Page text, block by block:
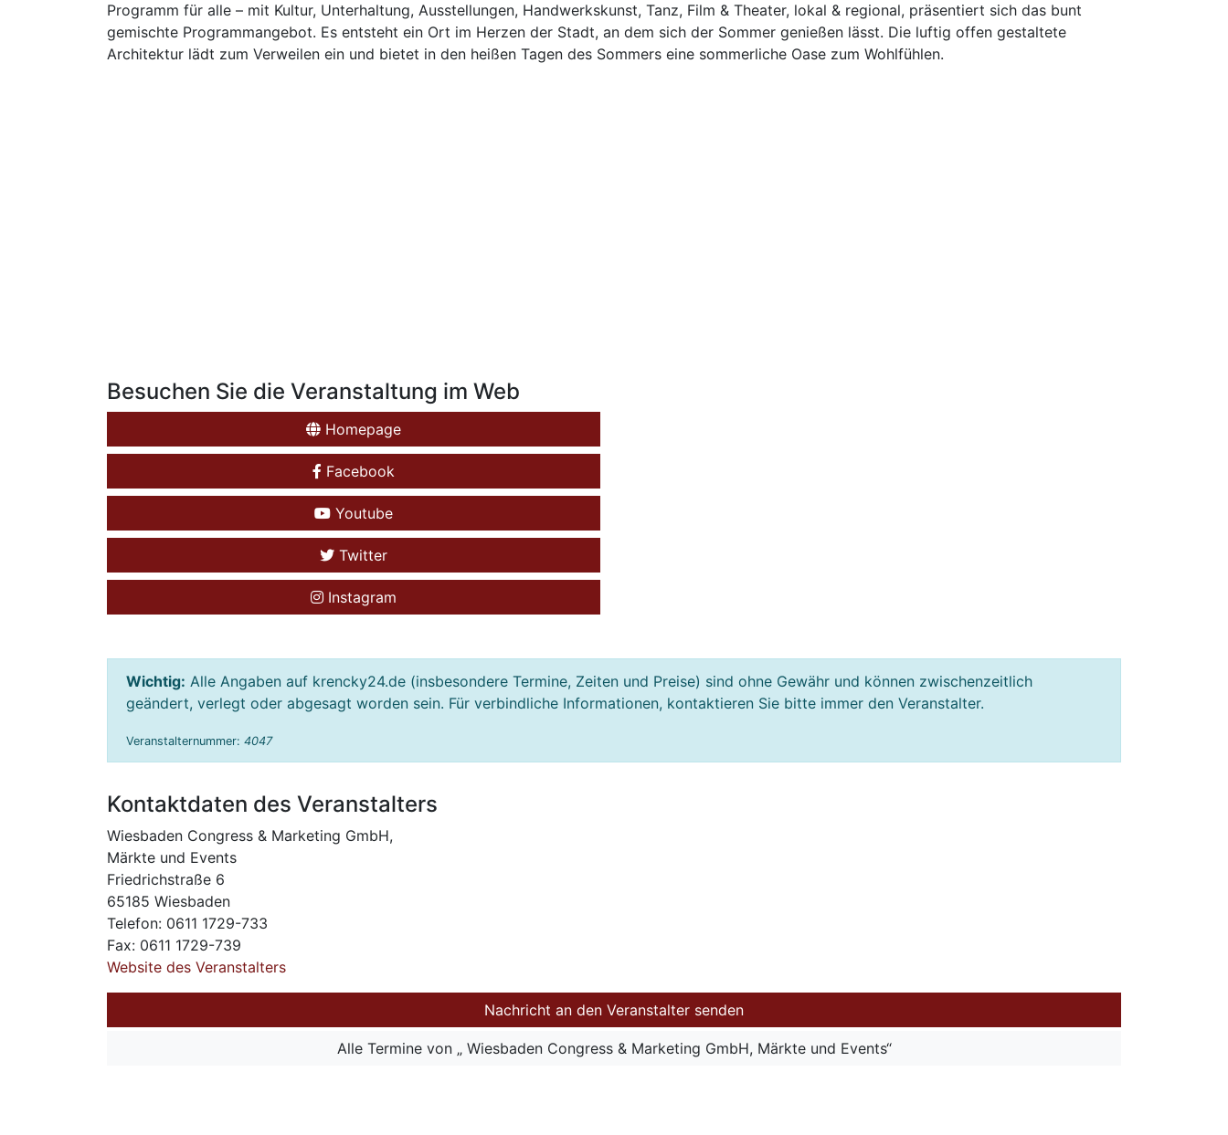
Programm für alle – mit Kultur, Unterhaltung, Ausstellungen, Handwerkskunst, Tanz, Film & Theater, lokal & regional, präsentiert sich das bunt
gemischte Programmangebot. Es entsteht ein Ort im Herzen der Stadt, an dem sich der Sommer genießen lässt. Die luftig offen gestaltete
Architektur lädt zum Verweilen ein und bietet in den heißen Tagen des Sommers eine sommerliche Oase zum Wohlfühlen.
Besuchen Sie die Veranstaltung im Web
Homepage
Facebook
Youtube
Twitter
Instagram
Wichtig: Alle Angaben auf krencky24.de (insbesondere Termine, Zeiten und Preise) sind ohne Gewähr und können zwischenzeitlich
geändert, verlegt oder abgesagt worden sein. Für verbindliche Informationen, kontaktieren Sie bitte immer den Veranstalter.
Veranstalternummer: 4047
Kontaktdaten des Veranstalters
Wiesbaden Congress & Marketing GmbH,
Märkte und Events
Friedrichstraße 6
65185 Wiesbaden
Telefon: 0611 1729-733
Fax: 0611 1729-739
Website des Veranstalters
Nachricht an den Veranstalter senden
Alle Termine von „ Wiesbaden Congress & Marketing GmbH, Märkte und Events“